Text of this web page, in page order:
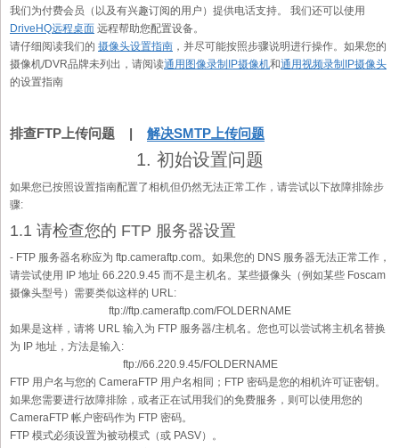
我们为付费会员（以及有兴趣订阅的用户）提供电话支持。 我们还可以使用
DriveHQ远程桌面 远程帮助您配置设备。
请仔细阅读我们的 摄像头设置指南 ，并尽可能按照步骤说明进行操作。如果您的
摄像机/DVR品牌未列出，请阅读通用图像录制IP摄像机和通用视频录制IP摄像头
的设置指南
排查FTP上传问题 | 解决SMTP上传问题
1. 初始设置问题
如果您已按照设置指南配置了相机但仍然无法正常工作，请尝试以下故障排除步
骤:
1.1 请检查您的 FTP 服务器设置
- FTP 服务器名称应为 ftp.cameraftp.com。如果您的 DNS 服务器无法正常工作，
请尝试使用 IP 地址 66.220.9.45 而不是主机名。某些摄像头（例如某些 Foscam
摄像头型号）需要类似这样的 URL:
ftp://ftp.cameraftp.com/FOLDERNAME
如果是这样，请将 URL 输入为 FTP 服务器/主机名。您也可以尝试将主机名替换
为 IP 地址，方法是输入:
ftp://66.220.9.45/FOLDERNAME
FTP 用户名与您的 CameraFTP 用户名相同；FTP 密码是您的相机许可证密钥。
如果您需要进行故障排除，或者正在试用我们的免费服务，则可以使用您的
CameraFTP 帐户密码作为 FTP 密码。
FTP 模式必须设置为被动模式（或 PASV）。